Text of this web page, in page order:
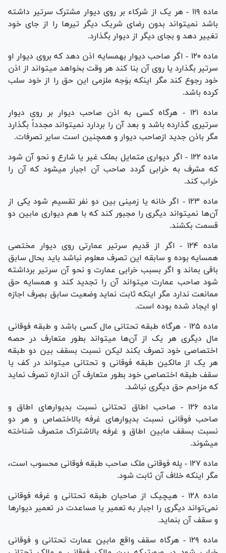
ماده ۱۱۹ - هر یک از شرکاء بر روی دیوار مشترک سرتیر داشته
باشد نمیتواند بدون رضای شریک دیگر تیر‌ها را از جای خود
تغییر دهد و بجای دیگر از دیوار بگذارد.
ماده ۱۲۰ - اگر صاحب دیوار بهمسایه اذن دهد که بروی دیوار او
سرتیر بگذارد یا روی آن بنا کند هر وقت بخواهد میتواند از اذن
خود رجوع کند مگر اینکه بوَجه ملزمی این حق را از خود سلب
کرده باشد.
ماده ۱۲۱ - هرگاه کسی به اذن صاحب دیوار بر روی دیوار
سرتیری گذارده باشد و بعد آن را بردارد نمیتواند مجدداً بگذارد
مگر باذن جدید از‌صاحب دیوار و همچنین است سایر تصرفات.
ماده ۱۲۲ - اگر دیواری متمایل بملک غیر یا شارع و نحو آن شود
که مشرف به خرابی گردد صاحب آن اجبار میشود که آن را
خراب کند.
ماده ۱۲۳ - اگر خانه یا زمینی بین دو نفر تقسیم شود یکی از
آن‌ها نمیتواند دیگری را مجبور کند که با هم دیواری مابین دو
قسمت بکشند.
ماده ۱۲۴ - اگر از قدیم سرتیر عمارتی روی دیوار مختصی
همسایه بوده و سابقه این تصرف معلوم نباشد باید بحال سابق
باقی بماند و اگر بسبب خرابی عمارت و نحو آن سرتیر برداشته
شود صاحب عمارت میتواند آن را تجدید کند و همسایه حق
ممانعت ندارد مگر اینکه ثابت نماید وضعیت سابق بصِرف اجازه
او ایجاد شده بوده است.
ماده ۱۲۵ - هرگاه طبقه تحتانی مال کسی باشد و طبقه فوقانی
مال دیگری هر یک از آن‌ها میتواند بطور متعارف در حصه
اختصاصی خود تصرف بکند لیکن نسبت بسقف بین دو طبقه
هر یک از مالکین طبقه فوقانی و تحتانی میتواند در کف یا
سقف طبقه اختصاصی خود بطور متعارف آن اندازه تصرف نماید
که مزاحم حق دیگری نباشد.
ماده ۱۲۶ - صاحب اطاق تحتانی نسبت بدیوار‌های اطاق و
صاحب فوقانی نسبت بدیوار‌های غرفه بالاختصاص و هر دو
نسبت بسقف مابین اطاق و غرفه بالاشتراک متصرف شناخته
میشوند.
ماده ۱۲۷ - پله فوقانی ملک صاحب طبقه فوقانی محسوب است،
مگر اینکه خلاف آن ثابت شود.
ماده ۱۲۸ - هیچیک از صاحبان طبقه تحتانی و غرفه فوقانی
نمی‌تواند دیگری را اجبار به تعمیر یا مساعدت در تعمیر دیوار‌ها
و سقف آن بنماید.
ماده ۱۲۹ - هرگاه سقف واقع مابین عمارت تحتانی و فوقانی